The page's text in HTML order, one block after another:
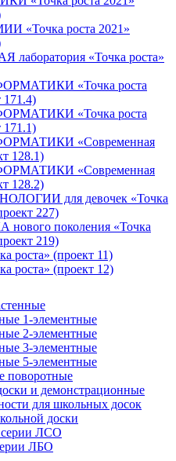
«Точка роста 2021»
«Точка роста»
«Точка роста
171.4)
«Точка роста
171.1)
«Современная
128.1)
«Современная
128.2)
для девочек «Точка
227)
поколения «Точка
219)
роста» (проект 11)
роста» (проект 12)
1-элементные
2-элементные
3-элементные
5-элементные
поворотные
и демонстрационные
для школьных досок
доски
серии ЛСО
ЛБО